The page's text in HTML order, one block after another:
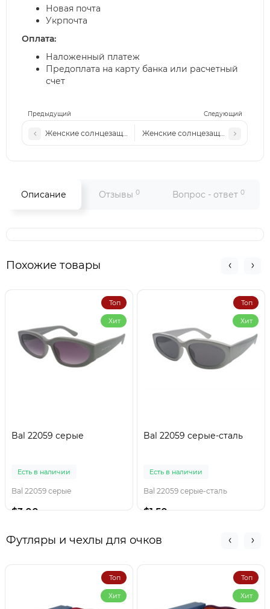
Предыдущий Следующий
Женские солнцезащитные очки LF 2523 серо-голубые
Женские солнцезащитные очки
Новая почта
Укрпочта
Оплата:
Наложенный платеж
Предоплата на карту банка или расчетный
счет
Описание Отзывы 0 Вопрос - ответ 0
Похожие товары
Топ
Хит
Bal 22059 серые
Есть в наличии
Bal 22059 серые
$3.00
Топ
Хит
Bal 22059 серые-сталь
Есть в наличии
Bal 22059 серые-сталь
$1.50
Футляры и чехлы для очков
Топ
Хит
Топ
Хит